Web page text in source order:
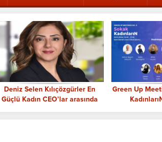
Green Up Meetings No.5 “Sokak
KadınlarıN” Temasıyla
Güler